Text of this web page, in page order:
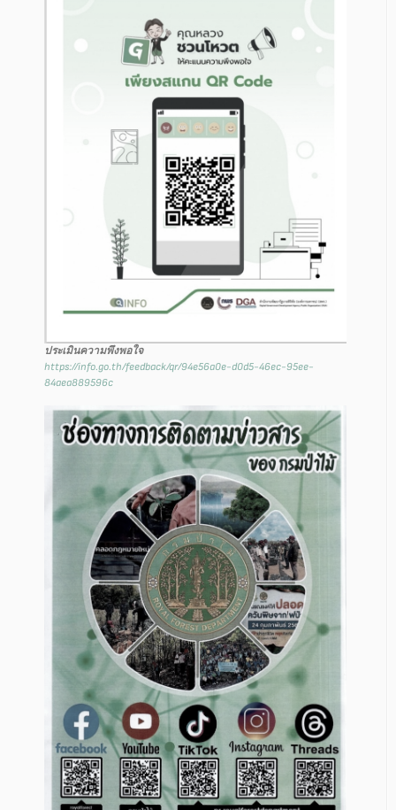
ประเมินความพึงพอใจ
https://info.go.th/feedback/qr/94e56a0e-d0d5-46ec-95ee-
84aea889596c